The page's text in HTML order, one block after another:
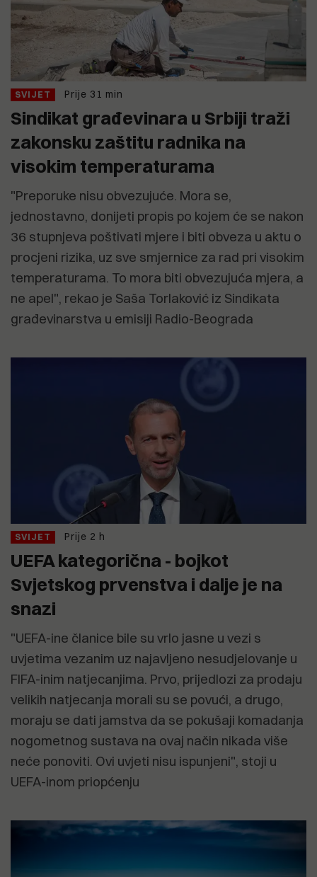
SVIJET Prije 31 min
Sindikat građevinara u Srbiji traži
zakonsku zaštitu radnika na
visokim temperaturama
"Preporuke nisu obvezujuće. Mora se,
jednostavno, donijeti propis po kojem će se nakon
36 stupnjeva poštivati mjere i biti obveza u aktu o
procjeni rizika, uz sve smjernice za rad pri visokim
temperaturama. To mora biti obvezujuća mjera, a
ne apel", rekao je Saša Torlaković iz Sindikata
građevinarstva u emisiji Radio-Beograda
SVIJET Prije 2 h
UEFA kategorična - bojkot
Svjetskog prvenstva i dalje je na
snazi
"UEFA-ine članice bile su vrlo jasne u vezi s
uvjetima vezanim uz najavljeno nesudjelovanje u
FIFA-inim natjecanjima. Prvo, prijedlozi za prodaju
velikih natjecanja morali su se povući, a drugo,
moraju se dati jamstva da se pokušaji komadanja
nogometnog sustava na ovaj način nikada više
neće ponoviti. Ovi uvjeti nisu ispunjeni", stoji u
UEFA-inom priopćenju